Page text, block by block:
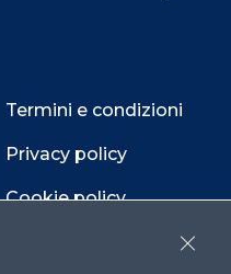
Termini e condizioni
Privacy policy
Cookie policy